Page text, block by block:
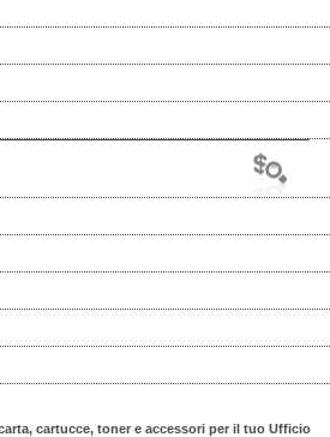
cartucce, toner e accessori per il tuo Ufficio